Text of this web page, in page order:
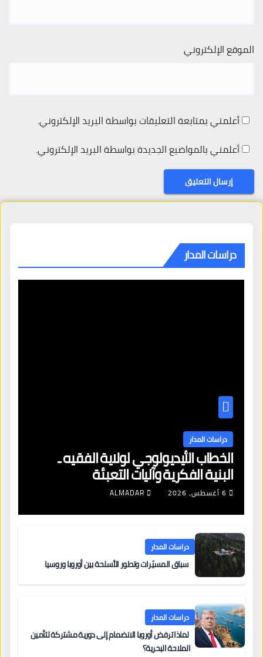
الموقع الإلكتروني
أعلمني بمتابعة التعليقات بواسطة البريد الإلكتروني.
أعلمني بالمواضيع الجديدة بواسطة البريد الإلكتروني.
دراسات المدار
دراسات المدار
الخطاب الأيديولوجي لولاية الفقيه ـ
البنية الفكرية وآليات التعبئة
6 أغسطس، 2026 ALMADAR
دراسات المدار
سباق المسيّرات وتطور الأسلحة بين أوروبا وروسيا
دراسات المدار
لماذا ترفض أوروبا الانضمام إلى دورية مشتركة لتأمين
الملاحة البحرية؟